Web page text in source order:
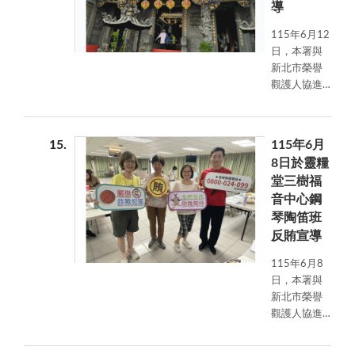
互動交流，
及防詐騙觀
念，深化全
民守法意
識，攜手打
環境。
導
115年6月12
日，本署與
新北市榮譽
觀護人協進
大學課程，
山巖廟前辦
理反賄選宣
導，藉由廟
宇人潮聚集
之契機，向
往來民眾宣
念，強化法
治觀念，共
同守護乾淨
選風。
15
115年6月
8日於靈糧
堂三樹福
音中心鋼
琴陶笛班
反賄宣導
115年6月8
日，本署與
新北市榮譽
觀護人協進
三樹福音中